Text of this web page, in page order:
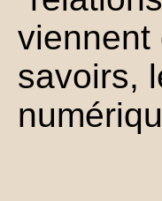
viennent
savoirs,